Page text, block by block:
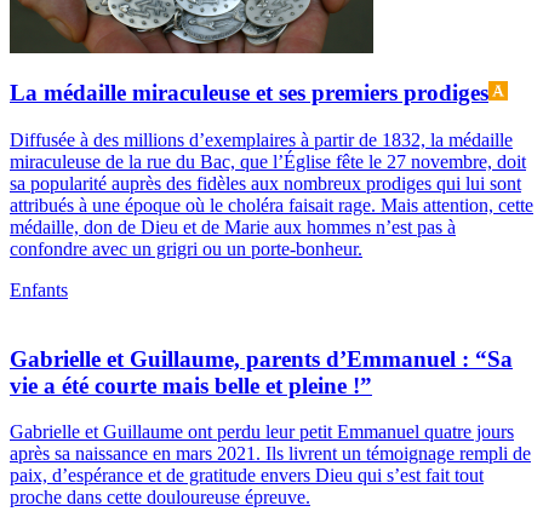
La médaille miraculeuse et ses premiers prodiges
Diffusée à des millions d’exemplaires à partir de 1832, la médaille
miraculeuse de la rue du Bac, que l’Église fête le 27 novembre, doit
sa popularité auprès des fidèles aux nombreux prodiges qui lui sont
attribués à une époque où le choléra faisait rage. Mais attention, cette
médaille, don de Dieu et de Marie aux hommes n’est pas à
confondre avec un grigri ou un porte-bonheur.
Enfants
Gabrielle et Guillaume, parents d’Emmanuel : “Sa
vie a été courte mais belle et pleine !”
Gabrielle et Guillaume ont perdu leur petit Emmanuel quatre jours
après sa naissance en mars 2021. Ils livrent un témoignage rempli de
paix, d’espérance et de gratitude envers Dieu qui s’est fait tout
proche dans cette douloureuse épreuve.